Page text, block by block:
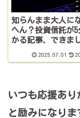
知らんまま大人に
へん？投資信託が5
かる記事、できま
2025.07.01
いつも応援あ
と励みになりま